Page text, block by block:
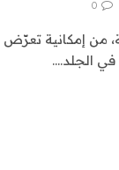
0
من إمكانية
الجلد.…